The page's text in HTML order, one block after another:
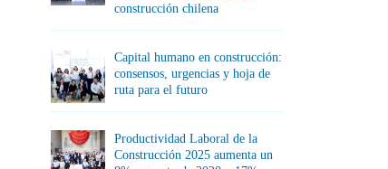
construcción chilena
Capital humano en construcción:
consensos, urgencias y hoja de
ruta para el futuro
Productividad Laboral de la
Construcción 2025 aumenta un